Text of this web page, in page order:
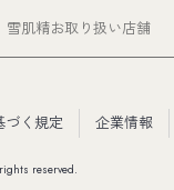
雪肌精お取り扱い店舗
づく規定 企業情報
reserved.